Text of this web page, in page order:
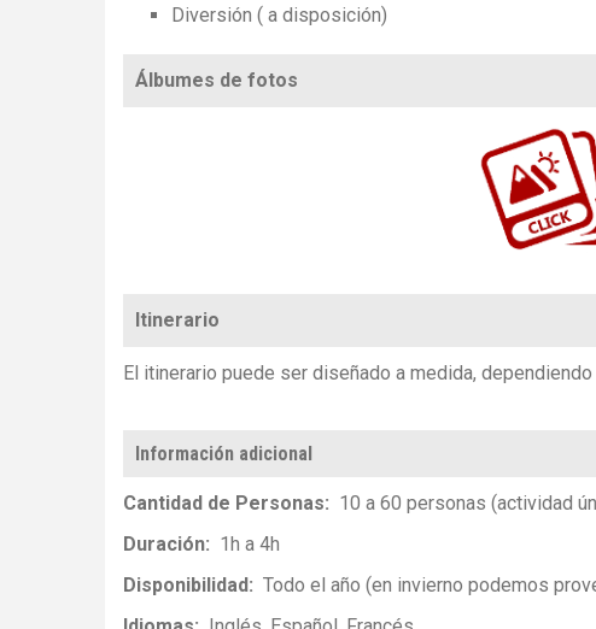
Diversión ( a disposición)
Álbumes de fotos
Itinerario
El itinerario puede ser diseñado a medida,
Información adicional
Cantidad de Personas
10 a 60 personas (actividad
Duración
1h a 4h
Disponibilidad
Todo el año (en invierno podemos